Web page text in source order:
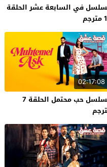
في السابعة عشر الحلقة
02:17:08
مسلسل حب محتمل الحلقة 7